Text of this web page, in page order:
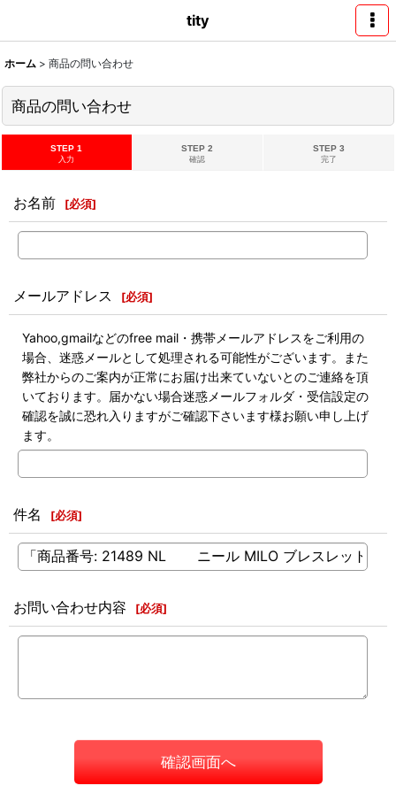
tity
ホーム > 商品の問い合わせ
商品の問い合わせ
STEP 1
入力
STEP 2
確認
STEP 3
完了
お名前 [必須]
メールアドレス [必須]
Yahoo,gmailなどのfree mail・携帯メールアドレスをご利用の
場合、迷惑メールとして処理される可能性がございます。また
弊社からのご案内が正常にお届け出来ていないとのご連絡を頂
いております。届かない場合迷惑メールフォルダ・受信設定の
確認を誠に恐れ入りますがご確認下さいます様お願い申し上げ
ます。
件名 [必須]
お問い合わせ内容 [必須]
確認画面へ